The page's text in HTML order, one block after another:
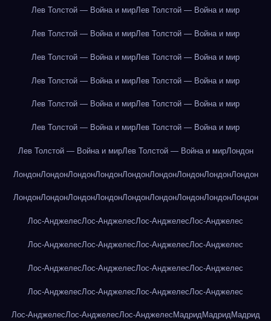
Лев Толстой — Война и мирЛев Толстой — Война и мир
Лев Толстой — Война и мирЛев Толстой — Война и мир
Лев Толстой — Война и мирЛев Толстой — Война и мир
Лев Толстой — Война и мирЛев Толстой — Война и мир
Лев Толстой — Война и мирЛев Толстой — Война и мир
Лев Толстой — Война и мирЛев Толстой — Война и мир
Лев Толстой — Война и мирЛев Толстой — Война и мирЛондон
ЛондонЛондонЛондонЛондонЛондонЛондонЛондонЛондонЛондон
ЛондонЛондонЛондонЛондонЛондонЛондонЛондонЛондонЛондон
Лос-АнджелесЛос-АнджелесЛос-АнджелесЛос-Анджелес
Лос-АнджелесЛос-АнджелесЛос-АнджелесЛос-Анджелес
Лос-АнджелесЛос-АнджелесЛос-АнджелесЛос-Анджелес
Лос-АнджелесЛос-АнджелесЛос-АнджелесЛос-Анджелес
Лос-АнджелесЛос-АнджелесЛос-Анджелес МадридМадридМадрид